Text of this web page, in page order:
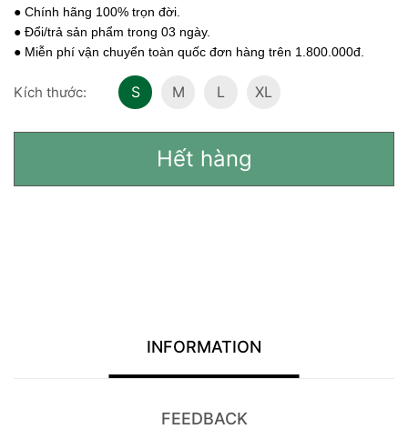
● Chính hãng 100% trọn đời.
● Đổi/trả sản phẩm trong 03 ngày.
● Miễn phí vận chuyển toàn quốc đơn hàng trên 1.800.000đ.
Kích thước: S M L XL
Hết hàng
INFORMATION
FEEDBACK